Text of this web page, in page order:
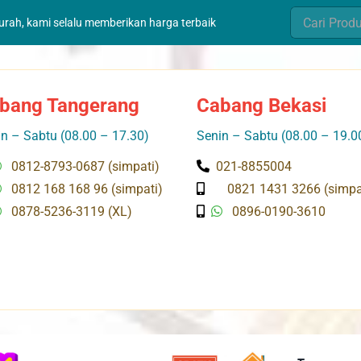
kami selalu memberikan harga terbaik
Search
for:
Tangerang
– Sabtu (08.00 – 17.30)
0812-8793-0687 (simpati)
0812 168 168 96 (simpati)
0878-5236-3119 (XL)
Cabang Bekasi
Senin – Sabtu (08.00 –
021-8855004
0821 1431 3266
0896-0190-3610